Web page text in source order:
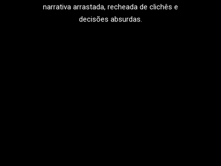
narrativa arrastada, recheada de clichês e
decisões absurdas.